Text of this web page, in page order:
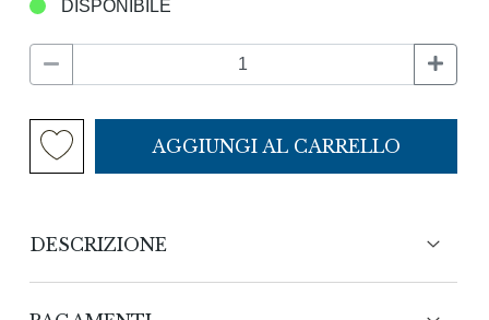
DISPONIBILE
AGGIUNGI AL CARRELLO
DESCRIZIONE